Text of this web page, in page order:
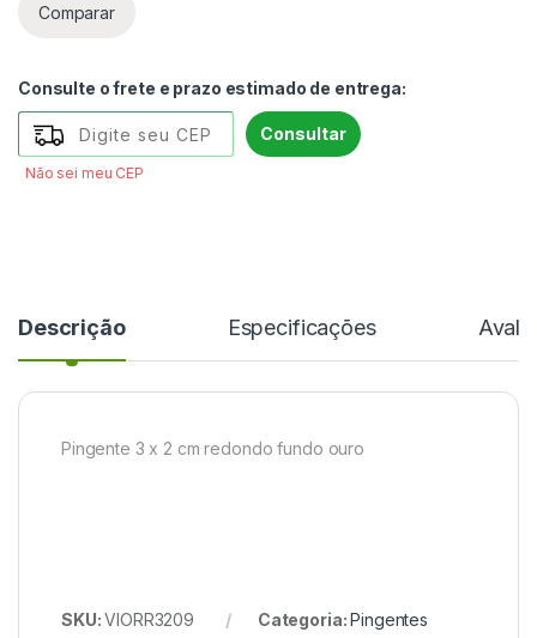
Comparar
Consulte o frete e prazo estimado de entrega:
Consultar
Não sei meu CEP
Descrição Especificações
Pingente 3 x 2 cm redondo fundo ouro
SKU:VIORR3209 Categoria:Pingentes